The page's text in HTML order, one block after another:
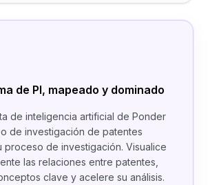
de PI, mapeado y dominado
de inteligencia artificial de Ponder
de investigación de patentes
proceso de investigación. Visualice
las relaciones entre patentes,
clave y acelere su análisis.